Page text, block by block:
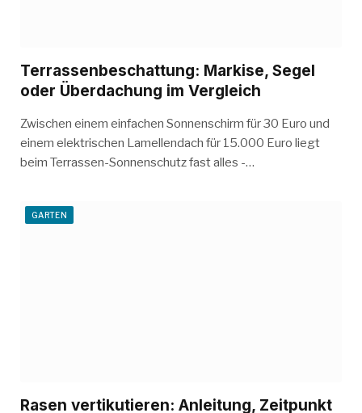
Terrassenbeschattung: Markise, Segel
oder Überdachung im Vergleich
Zwischen einem einfachen Sonnenschirm für 30 Euro und
einem elektrischen Lamellendach für 15.000 Euro liegt
beim Terrassen-Sonnenschutz fast alles -…
GARTEN
Rasen vertikutieren: Anleitung, Zeitpunkt